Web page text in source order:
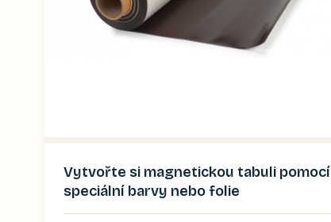
Vytvořte si magnetickou tabuli pomocí
speciální barvy nebo folie